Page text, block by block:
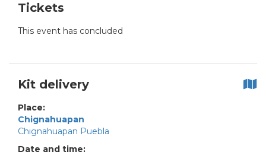
Tickets
This event has concluded
Kit delivery
Place:
Chignahuapan
Chignahuapan Puebla
Date and time: